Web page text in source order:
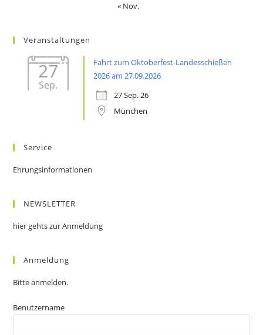
« Nov.
Veranstaltungen
27
Sep.
Fahrt zum Oktoberfest-Landesschießen
2026 am 27.09.2026
27 Sep. 26
München
Service
Ehrungsinformationen
NEWSLETTER
hier gehts zur Anmeldung
Anmeldung
Bitte anmelden.
Benutzername